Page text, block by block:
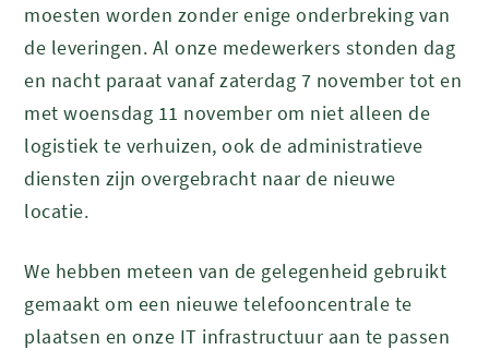
moesten worden zonder enige onderbreking van
de leveringen. Al onze medewerkers stonden dag
en nacht paraat vanaf zaterdag 7 november tot en
met woensdag 11 november om niet alleen de
logistiek te verhuizen, ook de administratieve
diensten zijn overgebracht naar de nieuwe
locatie.
We hebben meteen van de gelegenheid gebruikt
gemaakt om een nieuwe telefooncentrale te
plaatsen en onze IT infrastructuur aan te passen